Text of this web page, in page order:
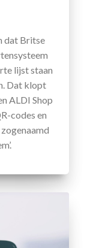
dat Britse
lijst staan
Dat klopt
ALDI Shop
codes en